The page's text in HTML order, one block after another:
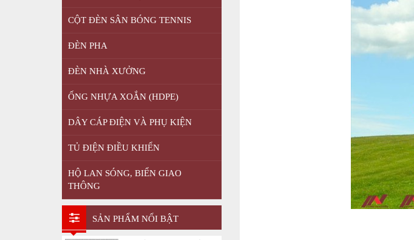
CỘT ĐÈN SÂN BÓNG TENNIS
ĐÈN PHA
ĐÈN NHÀ XƯỞNG
ỐNG NHỰA XOẮN (HDPE)
DÂY CÁP ĐIỆN VÀ PHỤ KIỆN
TỦ ĐIỆN ĐIỀU KHIỂN
HỘ LAN SÓNG, BIỂN GIAO
THÔNG
SẢN PHẨM NỔI BẬT